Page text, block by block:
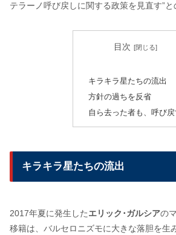
テラーノ呼び戻しに関する政策を見直す”と
目次
キラキラ星たちの流出
方針の過ちを反省
自ら去った者も、呼び戻
キラキラ星たちの流出
2017年夏に発生したエリック･ガルシアの
移籍は、バルセロニズモに大きな落胆を生